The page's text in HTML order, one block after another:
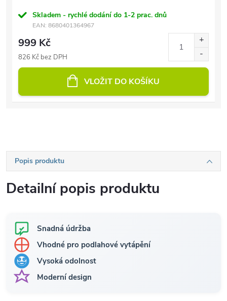
Skladem - rychlé dodání do 1-2 prac. dnů
EAN: 8680401364967
999 Kč
826 Kč bez DPH
VLOŽIT DO KOŠÍKU
Popis produktu
Detailní popis produktu
Snadná údržba
Vhodné pro podlahové vytápění
Vysoká odolnost
Moderní design